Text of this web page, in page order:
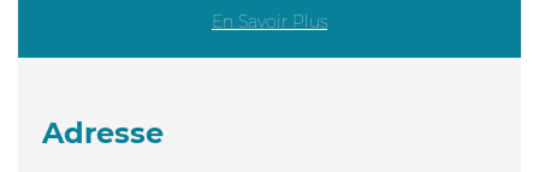
En Savoir Plus
Adresse